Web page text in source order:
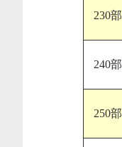
230部
240部
250部